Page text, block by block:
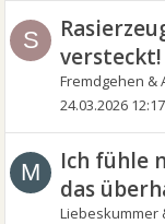
S
versteckt!
Fremdgehen &
24.03.2026 12:17
M
Ich fühle
das
Liebeskummer